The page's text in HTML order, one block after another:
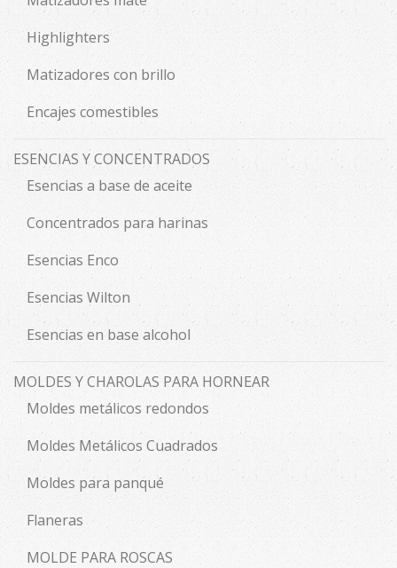
Highlighters
Matizadores con brillo
Encajes comestibles
ESENCIAS Y CONCENTRADOS
Esencias a base de aceite
Concentrados para harinas
Esencias Enco
Esencias Wilton
Esencias en base alcohol
MOLDES Y CHAROLAS PARA HORNEAR
Moldes metálicos redondos
Moldes Metálicos Cuadrados
Moldes para panqué
Flaneras
MOLDE PARA ROSCAS